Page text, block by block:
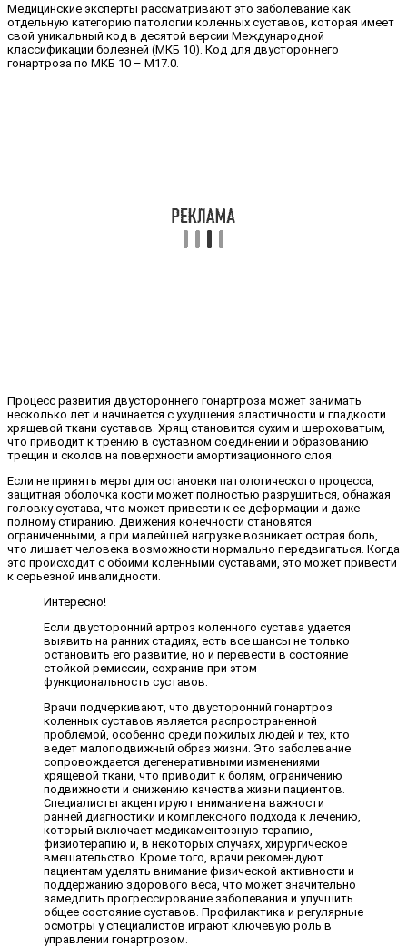
Медицинские эксперты рассматривают это заболевание как
отдельную категорию патологии коленных суставов, которая имеет
свой уникальный код в десятой версии Международной
классификации болезней (МКБ 10). Код для двустороннего
гонартроза по МКБ 10 – М17.0.
Процесс развития двустороннего гонартроза может занимать
несколько лет и начинается с ухудшения эластичности и гладкости
хрящевой ткани суставов. Хрящ становится сухим и шероховатым,
что приводит к трению в суставном соединении и образованию
трещин и сколов на поверхности амортизационного слоя.
Если не принять меры для остановки патологического процесса,
защитная оболочка кости может полностью разрушиться, обнажая
головку сустава, что может привести к ее деформации и даже
полному стиранию. Движения конечности становятся
ограниченными, а при малейшей нагрузке возникает острая боль,
что лишает человека возможности нормально передвигаться. Когда
это происходит с обоими коленными суставами, это может привести
к серьезной инвалидности.
Интересно!
Если двусторонний артроз коленного сустава удается
выявить на ранних стадиях, есть все шансы не только
остановить его развитие, но и перевести в состояние
стойкой ремиссии, сохранив при этом
функциональность суставов.
Врачи подчеркивают, что двусторонний гонартроз
коленных суставов является распространенной
проблемой, особенно среди пожилых людей и тех, кто
ведет малоподвижный образ жизни. Это заболевание
сопровождается дегенеративными изменениями
хрящевой ткани, что приводит к болям, ограничению
подвижности и снижению качества жизни пациентов.
Специалисты акцентируют внимание на важности
ранней диагностики и комплексного подхода к лечению,
который включает медикаментозную терапию,
физиотерапию и, в некоторых случаях, хирургическое
вмешательство. Кроме того, врачи рекомендуют
пациентам уделять внимание физической активности и
поддержанию здорового веса, что может значительно
замедлить прогрессирование заболевания и улучшить
общее состояние суставов. Профилактика и регулярные
осмотры у специалистов играют ключевую роль в
управлении гонартрозом.